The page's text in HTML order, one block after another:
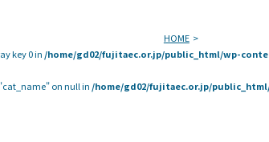
HOME
key 0 in /home/gd02/fujitaec.or.jp/public_html/wp-
on null in /home/gd02/fujitaec.or.jp/